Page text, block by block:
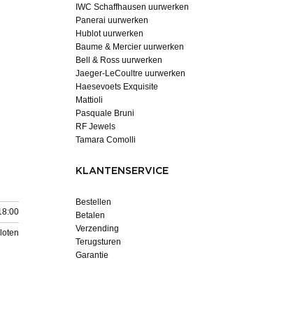
IWC Schaffhausen uurwerken
Panerai uurwerken
Hublot uurwerken
Baume & Mercier uurwerken
Bell & Ross uurwerken
Jaeger-LeCoultre uurwerken
Haesevoets Exquisite
Mattioli
Pasquale Bruni
RF Jewels
Tamara Comolli
KLANTENSERVICE
Bestellen
Betalen
Verzending
Terugsturen
Garantie